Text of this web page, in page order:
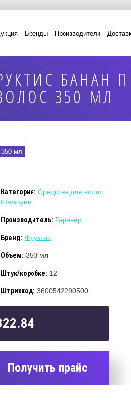
Бренды Производители
БАНАН
350 МЛ
350 мл
Категория: Средства для волос
Шампуни
Производитель: Гарньер
Бренд: Фруктис
Объем: 350 мл
Штук/коробке: 12
Штрихкод: 3600542290500
Получить прайс